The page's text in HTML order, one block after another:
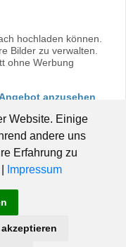
Website. Einige
andere uns
Erfahrung zu
Impressum
hochladen können.
Bilder zu verwalten.
ohne Werbung
anzusehen
Febas
- Partnerprogramm